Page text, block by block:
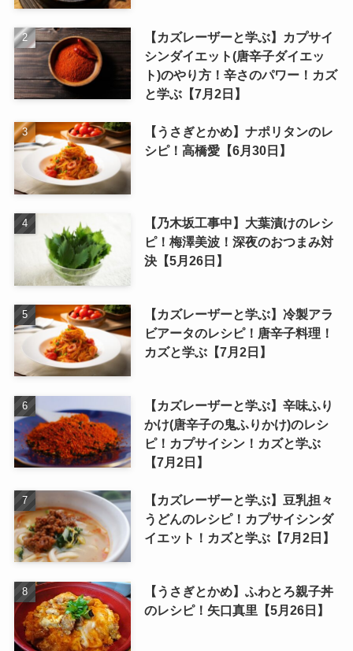
【カズレーザーと学ぶ】カプサイ
シンダイエット(唐辛子ダイエッ
ト)のやり方！辛さのパワー！カズ
と学ぶ【7月2日】
【うさぎとかめ】ナポリタンのレ
シピ！高橋愛【6月30日】
【乃木坂工事中】大葉漬けのレシ
ピ！梅澤美波！深夜のおつまみ対
決【5月26日】
【カズレーザーと学ぶ】冷製アラ
ビアータのレシピ！唐辛子料理！
カズと学ぶ【7月2日】
【カズレーザーと学ぶ】辛味ふり
かけ(唐辛子の鬼ふりかけ)のレシ
ピ！カプサイシン！カズと学ぶ
【7月2日】
【カズレーザーと学ぶ】豆乳担々
うどんのレシピ！カプサイシンダ
イエット！カズと学ぶ【7月2日】
【うさぎとかめ】ふわとろ親子丼
のレシピ！矢口真里【5月26日】